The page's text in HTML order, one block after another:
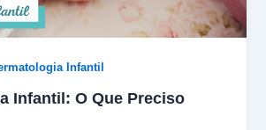
Infantil
Infantil: O Que Preciso